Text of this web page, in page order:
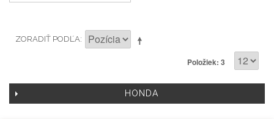
ZORADIŤ PODĽA
Položiek: 3
HONDA